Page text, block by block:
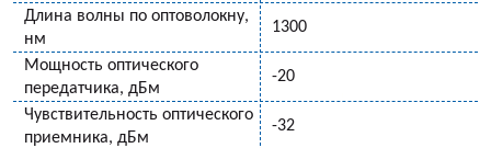
Длина волны по оптоволокну,
нм
1300
Мощность оптического
передатчика, дБм
-20
Чувствительность оптического
приемника, дБм
-32